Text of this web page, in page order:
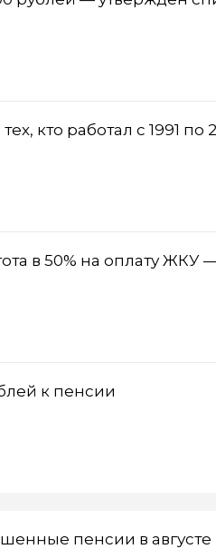
кто работал с 1991 по
в 50% на оплату ЖКУ
к пенсии
пенсии в августе